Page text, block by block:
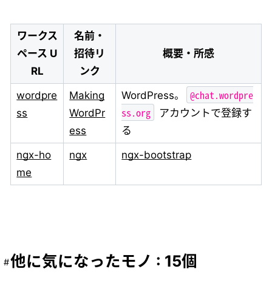
ワークス
ペース U
RL
名前・
招待リ
ンク
概要・所感
wordpre
ss
Making
WordPr
ess
WordPress。
@chat.wordpre
ss.org
アカウントで登録す
る
ngx-ho
me
ngx ngx-bootstrap
他に気になったモノ : 15個